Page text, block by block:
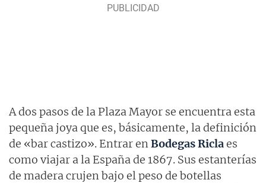
A dos pasos de la Plaza Mayor se encuentra esta
pequeña joya que es, básicamente, la definición
de «bar castizo». Entrar enBodegas Riclaes
como viajar a la España de 1867. Sus estanterías
de madera crujen bajo el peso de botellas